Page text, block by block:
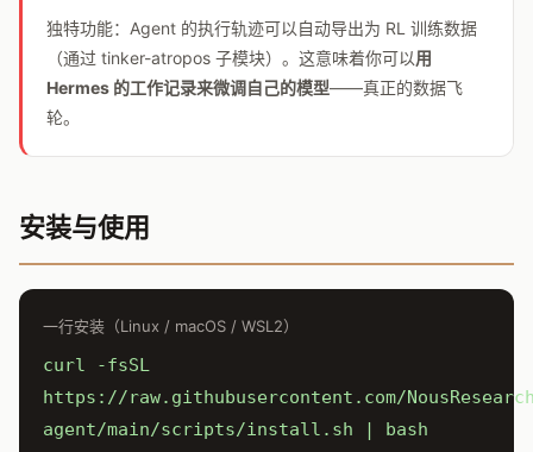
独特功能：Agent 的执行轨迹可以自动导出为 RL 训练数据
（通过 tinker-atropos 子模块）。这意味着你可以用
Hermes 的工作记录来微调自己的模型——真正的数据飞
轮。
安装与使用
一行安装（Linux / macOS / WSL2）
curl -fsSL
https://raw.githubusercontent.com/
agent/main/scripts/install.sh | bash